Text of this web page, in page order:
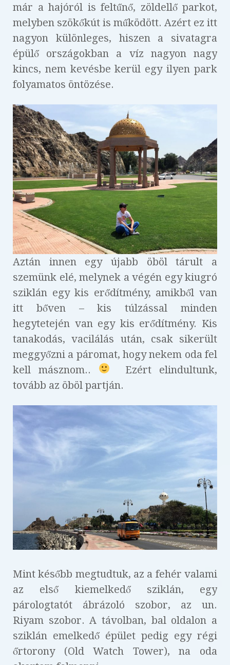
már a hajóról is feltűnő, zöldellő parkot,
melyben szökőkút is működött. Azért ez itt
nagyon különleges, hiszen a sivatagra
épülő országokban a víz nagyon nagy
kincs, nem kevésbe kerül egy ilyen park
folyamatos öntözése.
Aztán innen egy újabb öböl tárult a
szemünk elé, melynek a végén egy kiugró
sziklán egy kis erődítmény, amikből van
itt bőven – kis túlzással minden
hegytetején van egy kis erődítmény. Kis
tanakodás, vacilálás után, csak sikerült
meggyőzni a páromat, hogy nekem oda fel
kell másznom..
Ezért elindultunk,
tovább az öböl partján.
Mint később megtudtuk, az a fehér valami
az első kiemelkedő sziklán, egy
párologtatót ábrázoló szobor, az un.
Riyam szobor. A távolban, bal oldalon a
sziklán emelkedő épület pedig egy régi
őrtorony (Old Watch Tower), na oda